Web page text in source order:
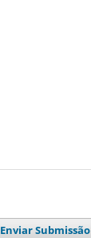
Enviar Submissão